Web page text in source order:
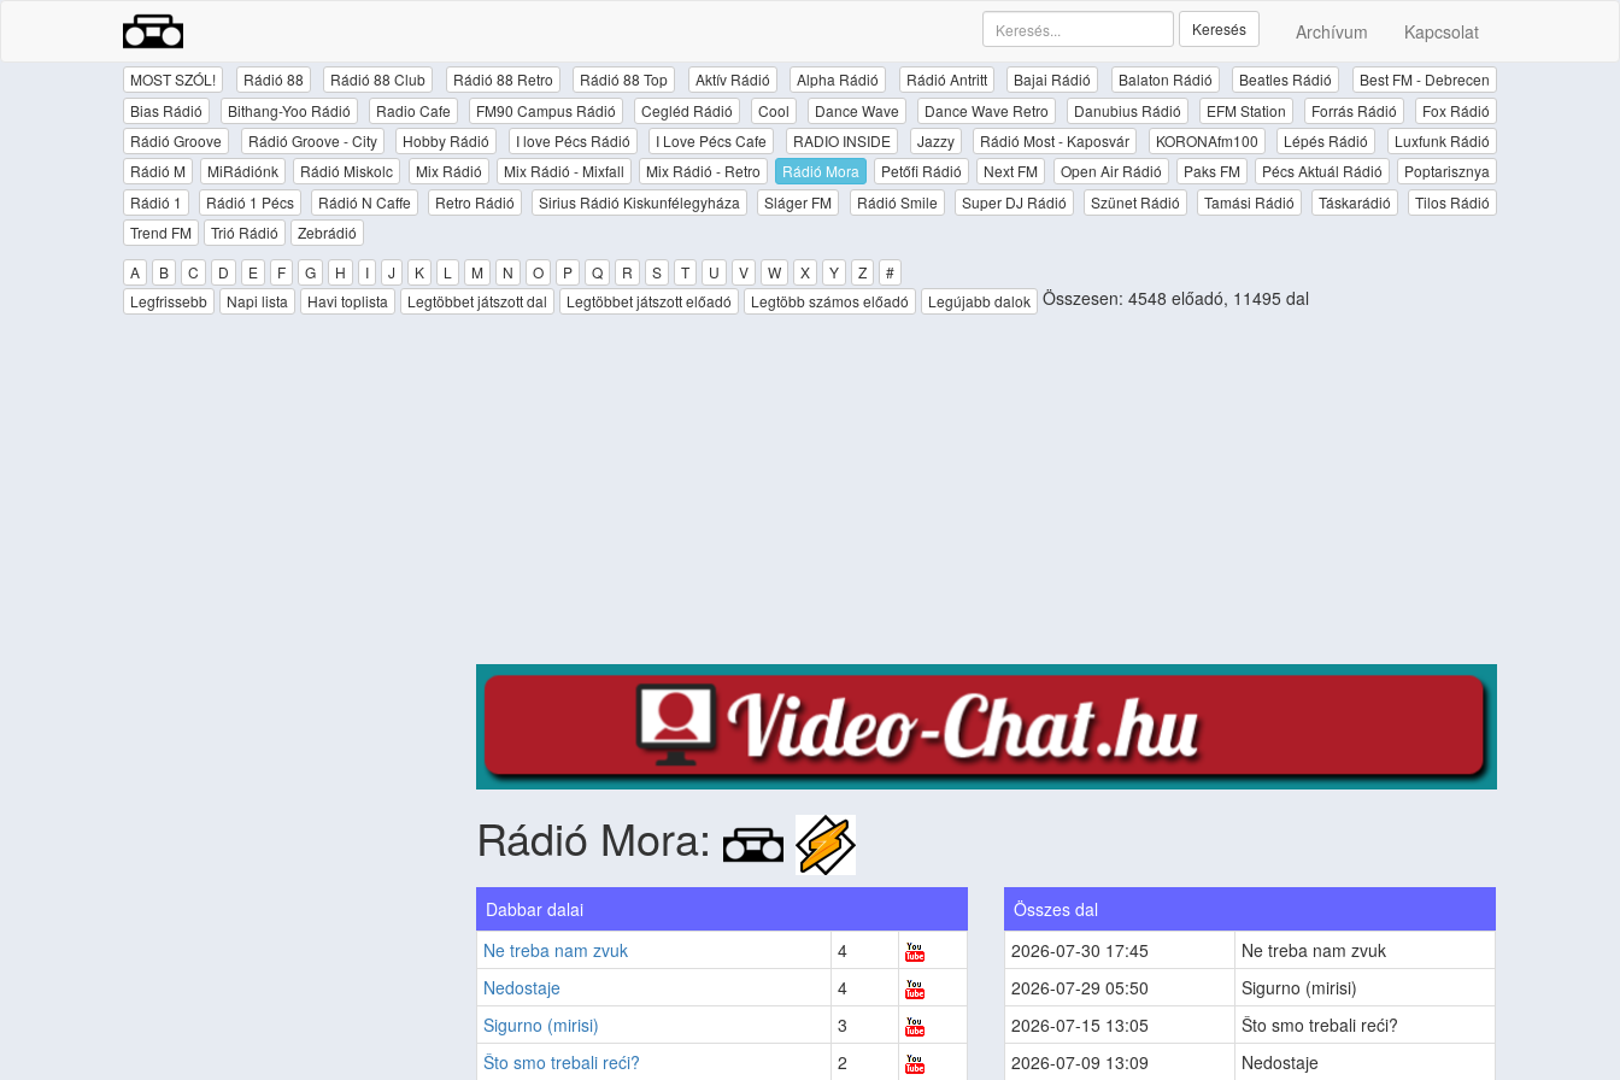
Archívum Kapcsolat
Keresés
MOST SZÓL! Rádió 88 Rádió 88 Club Rádió 88 Retro Rádió 88 Top Aktív Rádió Alpha Rádió Rádió Antritt Bajai Rádió Balaton Rádió Beatles Rádió
Best FM - Debrecen
Bias Rádió
Bithang-Yoo Rádió Radio Cafe FM90 Campus Rádió Cegléd Rádió Cool Dance Wave Dance Wave Retro Danubius Rádió EFM Station Forrás Rádió
Fox Rádió
Rádió Groove
Rádió Groove - City Hobby Rádió I love Pécs Rádió I Love Pécs Cafe RADIO INSIDE Jazzy Rádió Most - Kaposvár KORONAfm100 Lépés Rádió
Luxfunk Rádió
Rádió M
MiRádiónk Rádió Miskolc Mix Rádió Mix Rádió - Mixfall Mix Rádió - Retro Rádió Mora Petőfi Rádió Next FM Open Air Rádió Paks FM Pécs Aktuál Rádió
Poptarisznya
Rádió 1
Rádió 1 Pécs Rádió N Caffe Retro Rádió Sirius Rádió Kiskunfélegyháza Sláger FM Rádió Smile Super DJ Rádió Szünet Rádió Tamási Rádió Táskarádió
Tilos Rádió
Trend FM
Trió Rádió
Zebrádió
A
B C D E F G H I J K L M N O P Q R S T U V W X Y Z
#
Legfrissebb
Napi lista Havi toplista Legtöbbet játszott dal Legtöbbet játszott előadó Legtöbb számos előadó Legújabb dalok Összesen: 4548 előadó, 11495 dal
Rádió Mora:
Dabbar dalai
Ne treba nam zvuk
4
Nedostaje
4
Sigurno (mirisi)
3
Što smo trebali reći?
2
Összes dal
2026-07-30 17:45
Ne treba nam zvuk
2026-07-29 05:50
Sigurno (mirisi)
2026-07-15 13:05
Što smo trebali reći?
2026-07-09 13:09
Nedostaje